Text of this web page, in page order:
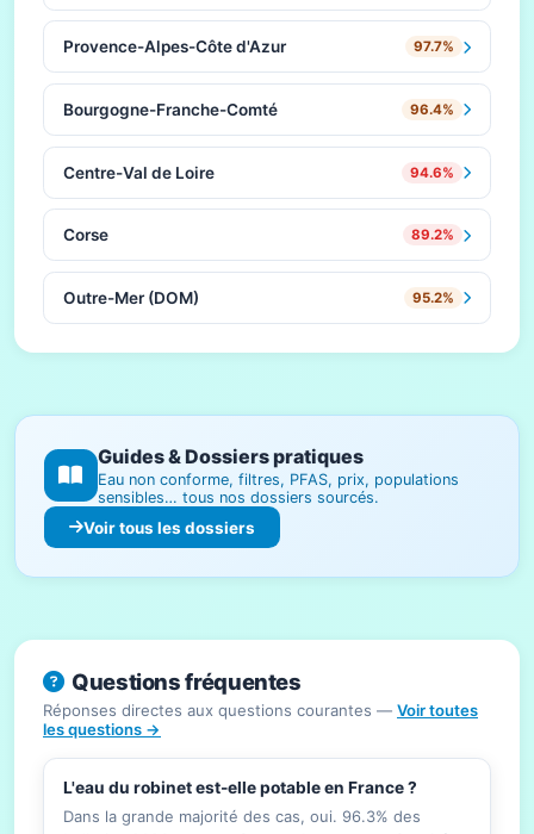
Provence-Alpes-Côte d'Azur 97.7%
Bourgogne-Franche-Comté 96.4%
Centre-Val de Loire 94.6%
Corse 89.2%
Outre-Mer (DOM) 95.2%
Guides & Dossiers pratiques
Eau non conforme, filtres, PFAS, prix, populations
sensibles… tous nos dossiers sourcés.
Voir tous les dossiers
Questions fréquentes
Réponses directes aux questions courantes — Voir toutes
les questions →
L'eau du robinet est-elle potable en France ?
Dans la grande majorité des cas, oui. 96.3% des